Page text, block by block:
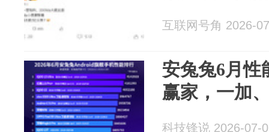
互联网号角 2026-
安兔兔6月性
赢家，一加
科技锋说 2026-07-